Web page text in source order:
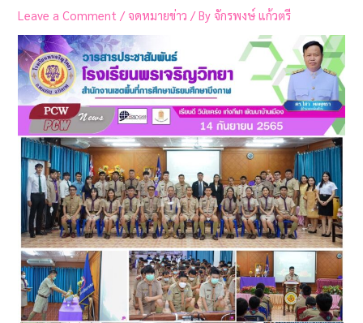
Leave a Comment / จดหมายข่าว / By จักรพงษ์ แก้วตรี